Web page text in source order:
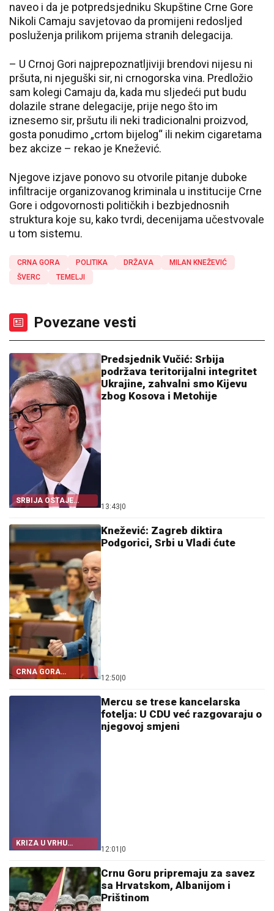
naveo i da je potpredsjedniku Skupštine Crne Gore
Nikoli Camaju savjetovao da promijeni redosljed
posluženja prilikom prijema stranih delegacija.
– U Crnoj Gori najprepoznatljiviji brendovi nijesu ni
pršuta, ni njeguški sir, ni crnogorska vina. Predložio
sam kolegi Camaju da, kada mu sljedeći put budu
dolazile strane delegacije, prije nego što im
iznesemo sir, pršutu ili neki tradicionalni proizvod,
gosta ponudimo „crtom bijelog“ ili nekim cigaretama
bez akcize – rekao je Knežević.
Njegove izjave ponovo su otvorile pitanje duboke
infiltracije organizovanog kriminala u institucije Crne
Gore i odgovornosti političkih i bezbjednosnih
struktura koje su, kako tvrdi, decenijama učestvovale
u tom sistemu.
CRNA GORA POLITIKA DRŽAVA
MILAN KNEŽEVIĆ
ŠVERC
TEMELJI
Povezane vesti
SRBIJA OSTAJE
DOSLJEDNA POVELJI
Predsjednik Vučić: Srbija
podržava teritorijalni integritet
Ukrajine, zahvalni smo Kijevu
zbog Kosova i Metohije
13:43 0
CRNA GORA
POSTALA TALAC
Knežević: Zagreb diktira
Podgorici, Srbi u Vladi ćute
12:50 0
KRIZA U VRHU
NJEMAČKE
Mercu se trese kancelarska
fotelja: U CDU već razgovaraju o
njegovoj smjeni
12:01 0
Crnu Goru pripremaju za savez
sa Hrvatskom, Albanijom i
Prištinom